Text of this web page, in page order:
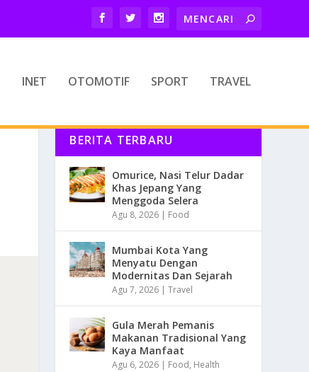
INET OTOMOTIF SPORT TRAVEL
BERITA TERBARU
Omurice, Nasi Telur Dadar
Khas Jepang Yang
Menggoda Selera
Agu 8, 2026 | Food
Mumbai Kota Yang
Menyatu Dengan
Modernitas Dan Sejarah
Agu 7, 2026 |Travel
Gula Merah Pemanis
Makanan Tradisional Yang
Kaya Manfaat
Agu 6, 2026 | Food, Health